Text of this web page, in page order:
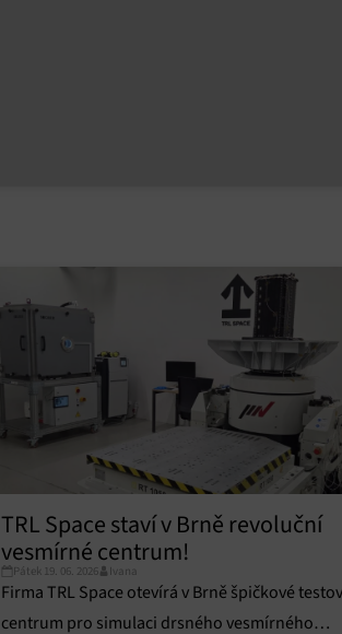
TRL Space staví v Brně revoluční
vesmírné centrum!
Pátek 19. 06. 2026 Ivana
Firma TRL Space otevírá v Brně špičkové
centrum pro simulaci drsného vesmírného